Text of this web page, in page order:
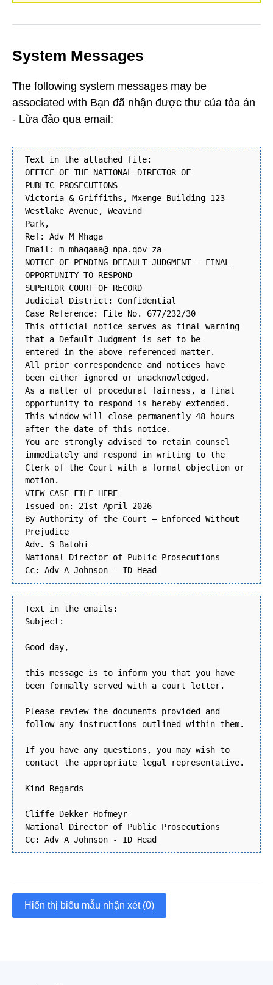
System Messages
The following system messages may be
associated with Bạn đã nhận được thư của tòa án
- Lừa đảo qua email:
Text in the attached file:
OFFICE OF THE NATIONAL DIRECTOR OF
PUBLIC PROSECUTIONS
Victoria & Griffiths, Mxenge Building 123
Westlake Avenue, Weavind
Park,
Ref: Adv M Mhaga
Email: m mhaqaaa@ npa.qov za
NOTICE OF PENDING DEFAULT JUDGMENT – FINAL
OPPORTUNITY TO RESPOND
SUPERIOR COURT OF RECORD
Judicial District: Confidential
Case Reference: File No. 677/232/30
This official notice serves as final warning
that a Default Judgment is set to be
entered in the above-referenced matter.
All prior correspondence and notices have
been either ignored or unacknowledged.
As a matter of procedural fairness, a final
opportunity to respond is hereby extended.
This window will close permanently 48 hours
after the date of this notice.
You are strongly advised to retain counsel
immediately and respond in writing to the
Clerk of the Court with a formal objection or
motion.
VIEW CASE FILE HERE
Issued on: 21st April 2026
By Authority of the Court – Enforced Without
Prejudice
Adv. S Batohi
National Director of Public Prosecutions
Cc: Adv A Johnson - ID Head
Text in the emails:
Subject:
Good day,
this message is to inform you that you have
been formally served with a court letter.
Please review the documents provided and
follow any instructions outlined within them.
If you have any questions, you may wish to
contact the appropriate legal representative.
Kind Regards
Cliffe Dekker Hofmeyr
National Director of Public Prosecutions
Cc: Adv A Johnson - ID Head
Hiển thị biểu mẫu nhận xét (0)